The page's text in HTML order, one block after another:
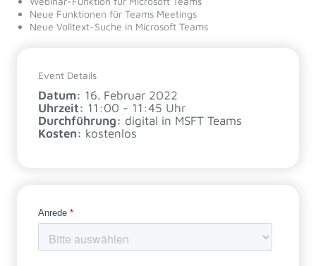
Neue Funktionen für Teams Meetings
Neue Volltext-Suche in Microsoft Teams
Event Details
Datum: 16. Februar 2022
Uhrzeit: 11:00 - 11:45 Uhr
Durchführung: digital in MSFT Teams
Kosten: kostenlos